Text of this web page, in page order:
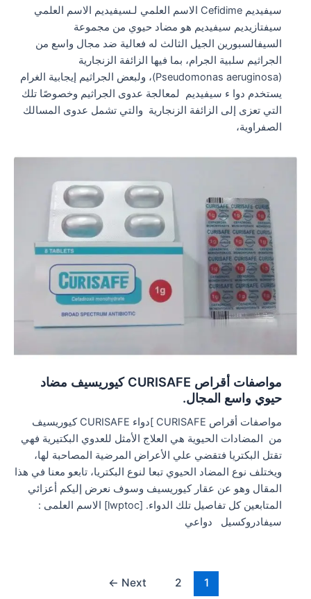
سيفيديم Cefidime الاسم العلمي لـسيفيديم الاسم العلمي
سيفتازيديم سيفيديم هو مضاد حيوي من مجموعة
السيفالسبورين الجيل الثالث له فعالية ضد مجال واسع من
الجراثيم سلبية الجرام، بما فيها الزائفة الزنجارية
(Pseudomonas aeruginosa)، ولبعض الجراثيم إيجابية الغرام
يستخدم دوا ء سيفيديم لمعالجة عدوى الجراثيم وخصوصًا تلك
التي تعزى إلى الزائفة الزنجارية والتي تشمل عدوى المسالك
الصفراوية،
مواصفات أقراص CURISAFE كيوريسيف مضاد
حيوي واسع المجال.
مواصفات أقراص CURISAFE ]دواء CURISAFE كيوريسيف
من المضادات الحيوية هي العلاج الأمثل للعدوي البكتيرية فهي
تقتل البكتريا فتقضي علي الأعراض المرضية المصاحبة لها،
ويختلف نوع المضاد الحيوي تبعا لنوع البكتريا، تابعو معنا في هذا
المقال وهو عن عقار كيوريسيف وسوف نعرض إليكم أعزائي
المتابعين كل تفاصيل تلك الدواء. [lwptoc] الاسم العلمى :
سيفادروكسيل دواعي
1
2
Next
←